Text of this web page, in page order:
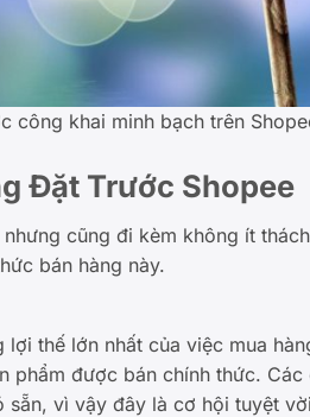
công khai minh bạch trên
Đặt Trước Shopee
cũng đi kèm không ít
bán hàng này.
lợi thế lớn nhất của việc mua
phẩm được bán chính thức.
vì vậy đây là cơ hội tuyệt